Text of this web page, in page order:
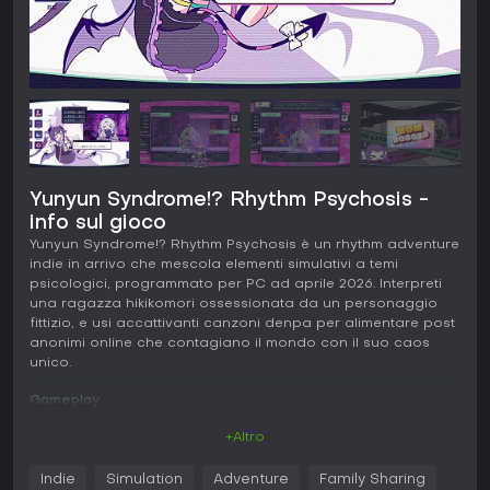
Yunyun Syndrome!? Rhythm Psychosis -
info sul gioco
Yunyun Syndrome!? Rhythm Psychosis è un rhythm adventure
indie in arrivo che mescola elementi simulativi a temi
psicologici, programmato per PC ad aprile 2026. Interpreti
una ragazza hikikomori ossessionata da un personaggio
fittizio, e usi accattivanti canzoni denpa per alimentare post
anonimi online che contagiano il mondo con il suo caos
unico.
Gameplay
+Altro
Indie Simulation Adventure Family Sharing